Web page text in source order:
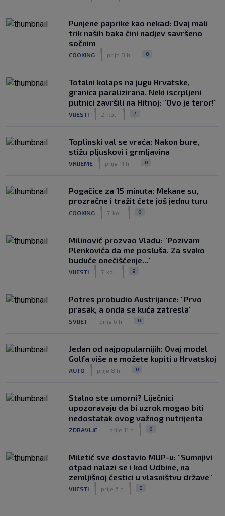
Punjene paprike kao nekad: Ovaj mali
trik naših baka čini nadjev savršeno
sočnim
COOKING prije 8 h 0
Totalni kolaps na jugu Hrvatske,
granica paralizirana. Neki iscrpljeni
putnici završili na Hitnoj: "Ovo je teror!"
VIJESTI 2. kol. 7
Toplinski val se vraća: Nakon bure,
stižu pljuskovi i grmljavina
VRIJEME prije 11 h 0
Pogačice za 15 minuta: Mekane su,
prozračne i tražit ćete još jednu turu
COOKING 7. kol. 0
Milinović prozvao Vladu: "Pozivam
Plenkovića da me posluša. Za svako
buduće onečišćenje..."
VIJESTI 7. kol. 9
Potres probudio Austrijance: "Prvo
prasak, a onda se kuća zatresla"
SVIJET prije 6 h 0
Jedan od najpopularnijih: Ovaj model
Golfa više ne možete kupiti u Hrvatskoj
AUTO prije 8 h 0
Stalno ste umorni? Liječnici
upozoravaju da bi uzrok mogao biti
nedostatak ovog važnog nutrijenta
ZDRAVLJE prije 11 h 0
Miletić sve dostavio MUP-u: "Sumnjivi
otpad nalazi se i kod Udbine, na
zemljišnoj čestici u vlasništvu države"
VIJESTI prije 6 h 0